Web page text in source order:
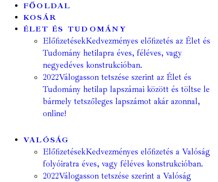
FŐOLDAL
KOSÁR
ÉLET ÉS TUDOMÁNY
ElőfizetésekKedvezményes előfizetés az Élet és
Tudomány hetilapra éves, féléves, vagy
negyedéves konstrukcióban.
2022Válogasson tetszése szerint az Élet és
Tudomány hetilap lapszámai között és töltse le
bármely tetszőleges lapszámot akár azonnal,
online!
VALÓSÁG
ElőfizetésekKedvezményes előfizetés a Valóság
folyóiratra éves, vagy féléves konstrukcióban.
2022Válogasson tetszése szerint a Valóság